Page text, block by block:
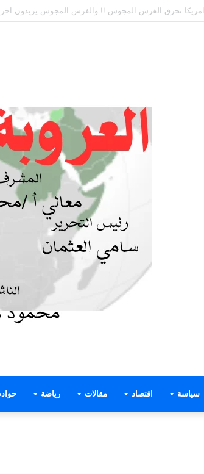
الشراكة الاستراتيجية بين السودان والسعودية… مشروع
سياسة اقتصاد مقالات رياضة